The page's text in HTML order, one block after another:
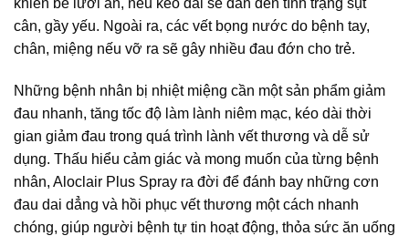
khiến bé lười ăn, nếu kéo dài sẽ dẫn đến tình trạng sụt
cân, gầy yếu. Ngoài ra, các vết bọng nước do bệnh tay,
chân, miệng nếu vỡ ra sẽ gây nhiều đau đớn cho trẻ.
Những bệnh nhân bị nhiệt miệng cần một sản phẩm giảm
đau nhanh, tăng tốc độ làm lành niêm mạc, kéo dài thời
gian giảm đau trong quá trình lành vết thương và dễ sử
dụng. Thấu hiểu cảm giác và mong muốn của từng bệnh
nhân, Aloclair Plus Spray ra đời để đánh bay những cơn
đau dai dẳng và hồi phục vết thương một cách nhanh
chóng, giúp người bệnh tự tin hoạt động, thỏa sức ăn uống